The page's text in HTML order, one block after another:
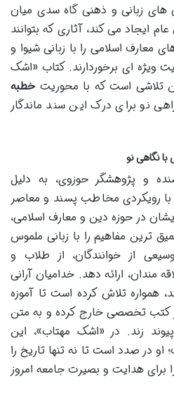
های زبانی و ذهنی گاه سدی میان
ایجاد می کند، آثاری که بتوانند
معارف اسلامی را با زبانی شیوا و
ویژه ای برخوردارند. کتاب «اشک
تلاشی است که با محوریتخطبه
نو برای درک این سند ماندگار
نگاهی نو
و پژوهشگر حوزوی، به دلیل
رویکردی مخاطب پسند و معاصر
در حوزه دین و معارف اسلامی،
ترین مفاهیم را با زبانی ملموس
از خوانندگان، از طلاب و
مندان، ارائه دهد. خدامیان آرانی
همواره تلاش کرده است تا آموزه
کتب تخصصی خارج کرده و به متن
زند. در «اشک مهتاب»، این
در صدد است تا نه تنها تاریخ را
برای هدایت و بصیرت جامعه امروز